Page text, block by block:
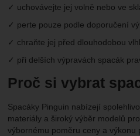
✓ uchovávejte jej volně nebo ve
✓ perte pouze podle doporučení
✓ chraňte jej před dlouhodobou
✓ při delších výpravách spacák
Proč si vybrat
Spacáky Pinguin nabízejí
materiály a široký výběr modelů
výbornému poměru ceny a výkonu